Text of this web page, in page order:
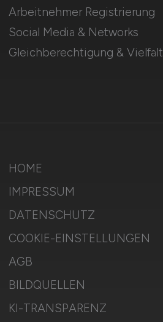
Arbeitnehmer Registrierung
Social Media & Networks
Gleichberechtigung & Vielfalt
HOME
IMPRESSUM
DATENSCHUTZ
COOKIE-EINSTELLUNGEN
AGB
BILDQUELLEN
KI-TRANSPARENZ